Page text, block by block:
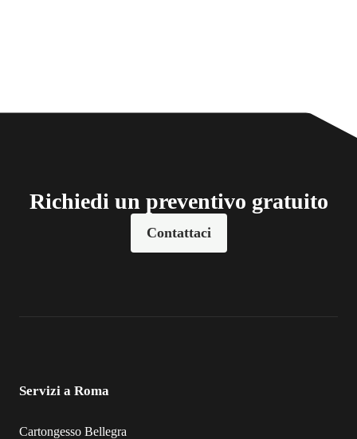
Richiedi un preventivo gratuito
Contattaci
Servizi a Roma
Cartongesso Bellegra